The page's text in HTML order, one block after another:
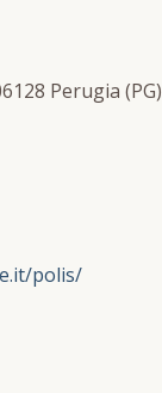
Perugia (PG)
polis/